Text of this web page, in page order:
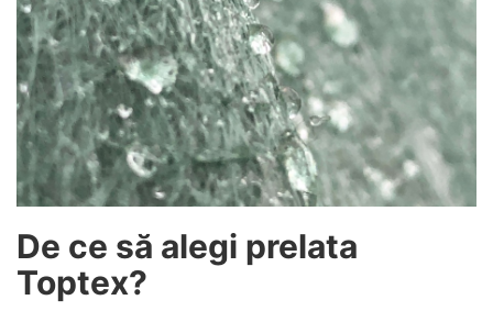
De ce să alegi prelata
Toptex?